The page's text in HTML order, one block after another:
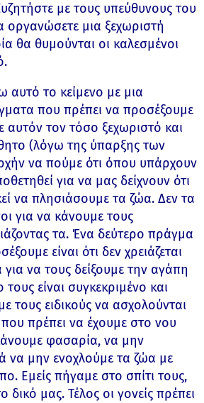
με τους υπεύθυνους του
οργανώσετε μια ξεχωριστή
θα θυμούνται οι καλεσμένοι
αυτό το κείμενο με μια
που πρέπει να προσέξουμε
αυτόν τον τόσο ξεχωριστό και
(λόγω της ύπαρξης των
να πούμε ότι όπου υπάρχουν
για να μας δείχνουν ότι
να πλησιάσουμε τα ζώα. Δεν τα
για να κάνουμε τους
τα. Ένα δεύτερο πράγμα
είναι ότι δεν χρειάζεται
να τους δείξουμε την αγάπη
τους είναι συγκεκριμένο και
τους ειδικούς να ασχολούνται
πρέπει να έχουμε στο νου
φασαρία, να μην
να μην ενοχλούμε τα ζώα με
Εμείς πήγαμε στο σπίτι τους,
μας. Τέλος οι γονείς πρέπει